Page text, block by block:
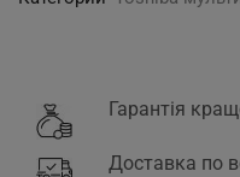
Гарантія
Доставка по